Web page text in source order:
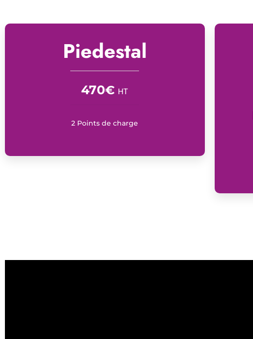
Piedestal
470€ HT
2 Points de charge